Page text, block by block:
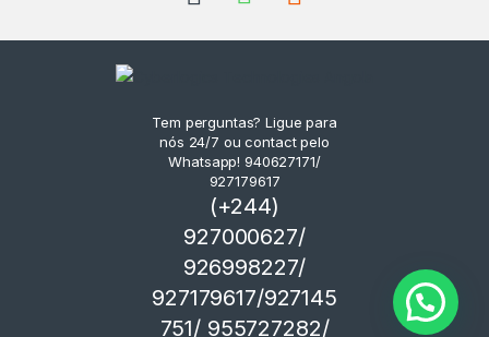
Tem perguntas? Ligue para
nós 24/7 ou contact pelo
Whatsapp! 940627171/
927179617
(+244)
927000627/
926998227/
927179617/927145
751/ 955727282/